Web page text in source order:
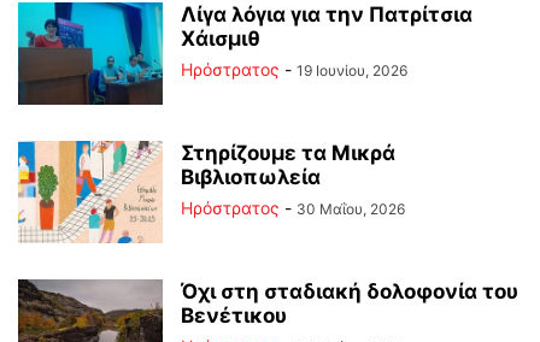
Λίγα λόγια για την Πατρίτσια
Χάισμιθ
Ηρόστρατος - 19 Ιουνίου, 2026
Στηρίζουμε τα Μικρά
Βιβλιοπωλεία
Ηρόστρατος - 30 Μαΐου, 2026
Όχι στη σταδιακή δολοφονία του
Βενέτικου